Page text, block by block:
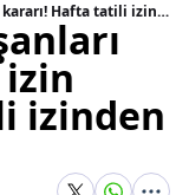
Yargıtay'dan çalışanları ilgilendiren yıllık izin kararı! Hafta tatili izinden düşmeyecek
izinden